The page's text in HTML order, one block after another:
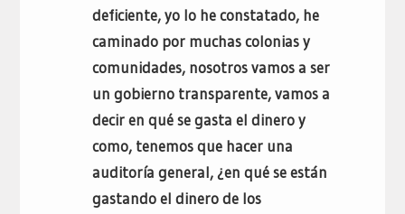
deficiente, yo lo he constatado, he
caminado por muchas colonias y
comunidades, nosotros vamos a ser
un gobierno transparente, vamos a
decir en qué se gasta el dinero y
como, tenemos que hacer una
auditoría general, ¿en qué se están
gastando el dinero de los